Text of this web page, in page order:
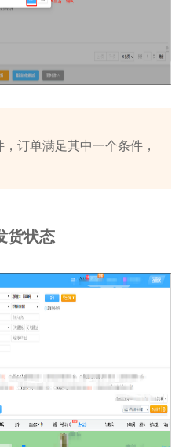
订单满足其中一个条件，
货状态